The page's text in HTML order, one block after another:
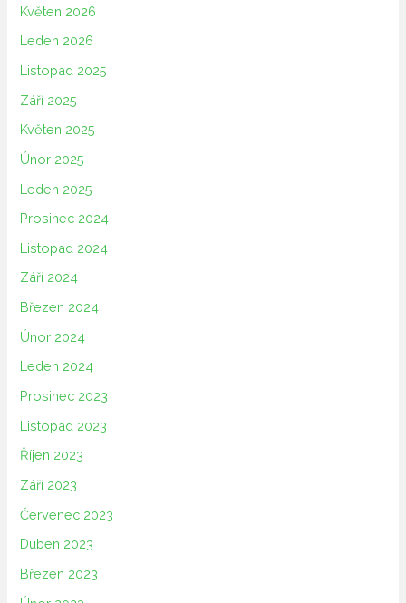
Květen 2026
Leden 2026
Listopad 2025
Září 2025
Květen 2025
Únor 2025
Leden 2025
Prosinec 2024
Listopad 2024
Září 2024
Březen 2024
Únor 2024
Leden 2024
Prosinec 2023
Listopad 2023
Říjen 2023
Září 2023
Červenec 2023
Duben 2023
Březen 2023